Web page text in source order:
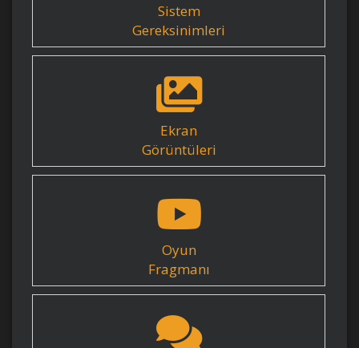
Sistem
Gereksinimleri
Ekran
Görüntüleri
Oyun
Fragmanı